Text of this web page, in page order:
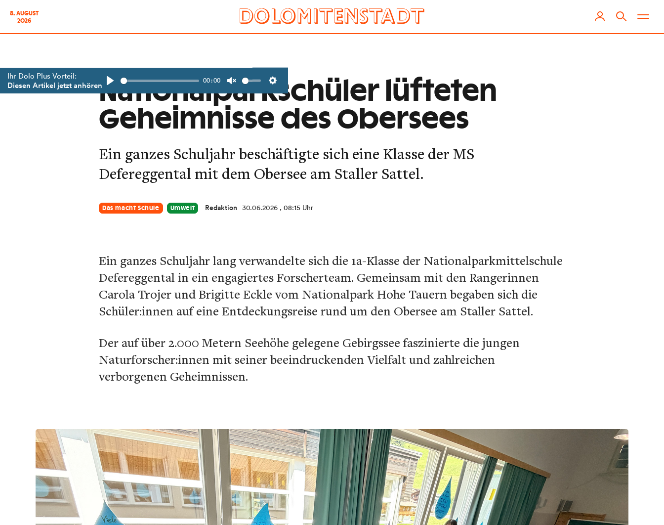
8. AUGUST
2026
Ihr Dolo Plus Vorteil:
Diesen Artikel jetzt anhören 00:00
Settings
Nationalparkschüler lüfteten
Geheimnisse des Obersees
Ein ganzes Schuljahr beschäftigte sich eine Klasse der MS
Defereggental mit dem Obersee am Staller Sattel.
Das macht Schule Umwelt Redaktion 30.06.2026 , 08:15 Uhr
Ein ganzes Schuljahr lang verwandelte sich die 1a-Klasse der Nationalparkmittelschule
Defereggental in ein engagiertes Forscherteam. Gemeinsam mit den Rangerinnen
Carola Trojer und Brigitte Eckle vom Nationalpark Hohe Tauern begaben sich die
Schüler:innen auf eine Entdeckungsreise rund um den Obersee am Staller Sattel.
Der auf über 2.000 Metern Seehöhe gelegene Gebirgssee faszinierte die jungen
Naturforscher:innen mit seiner beeindruckenden Vielfalt und zahlreichen
verborgenen Geheimnissen.